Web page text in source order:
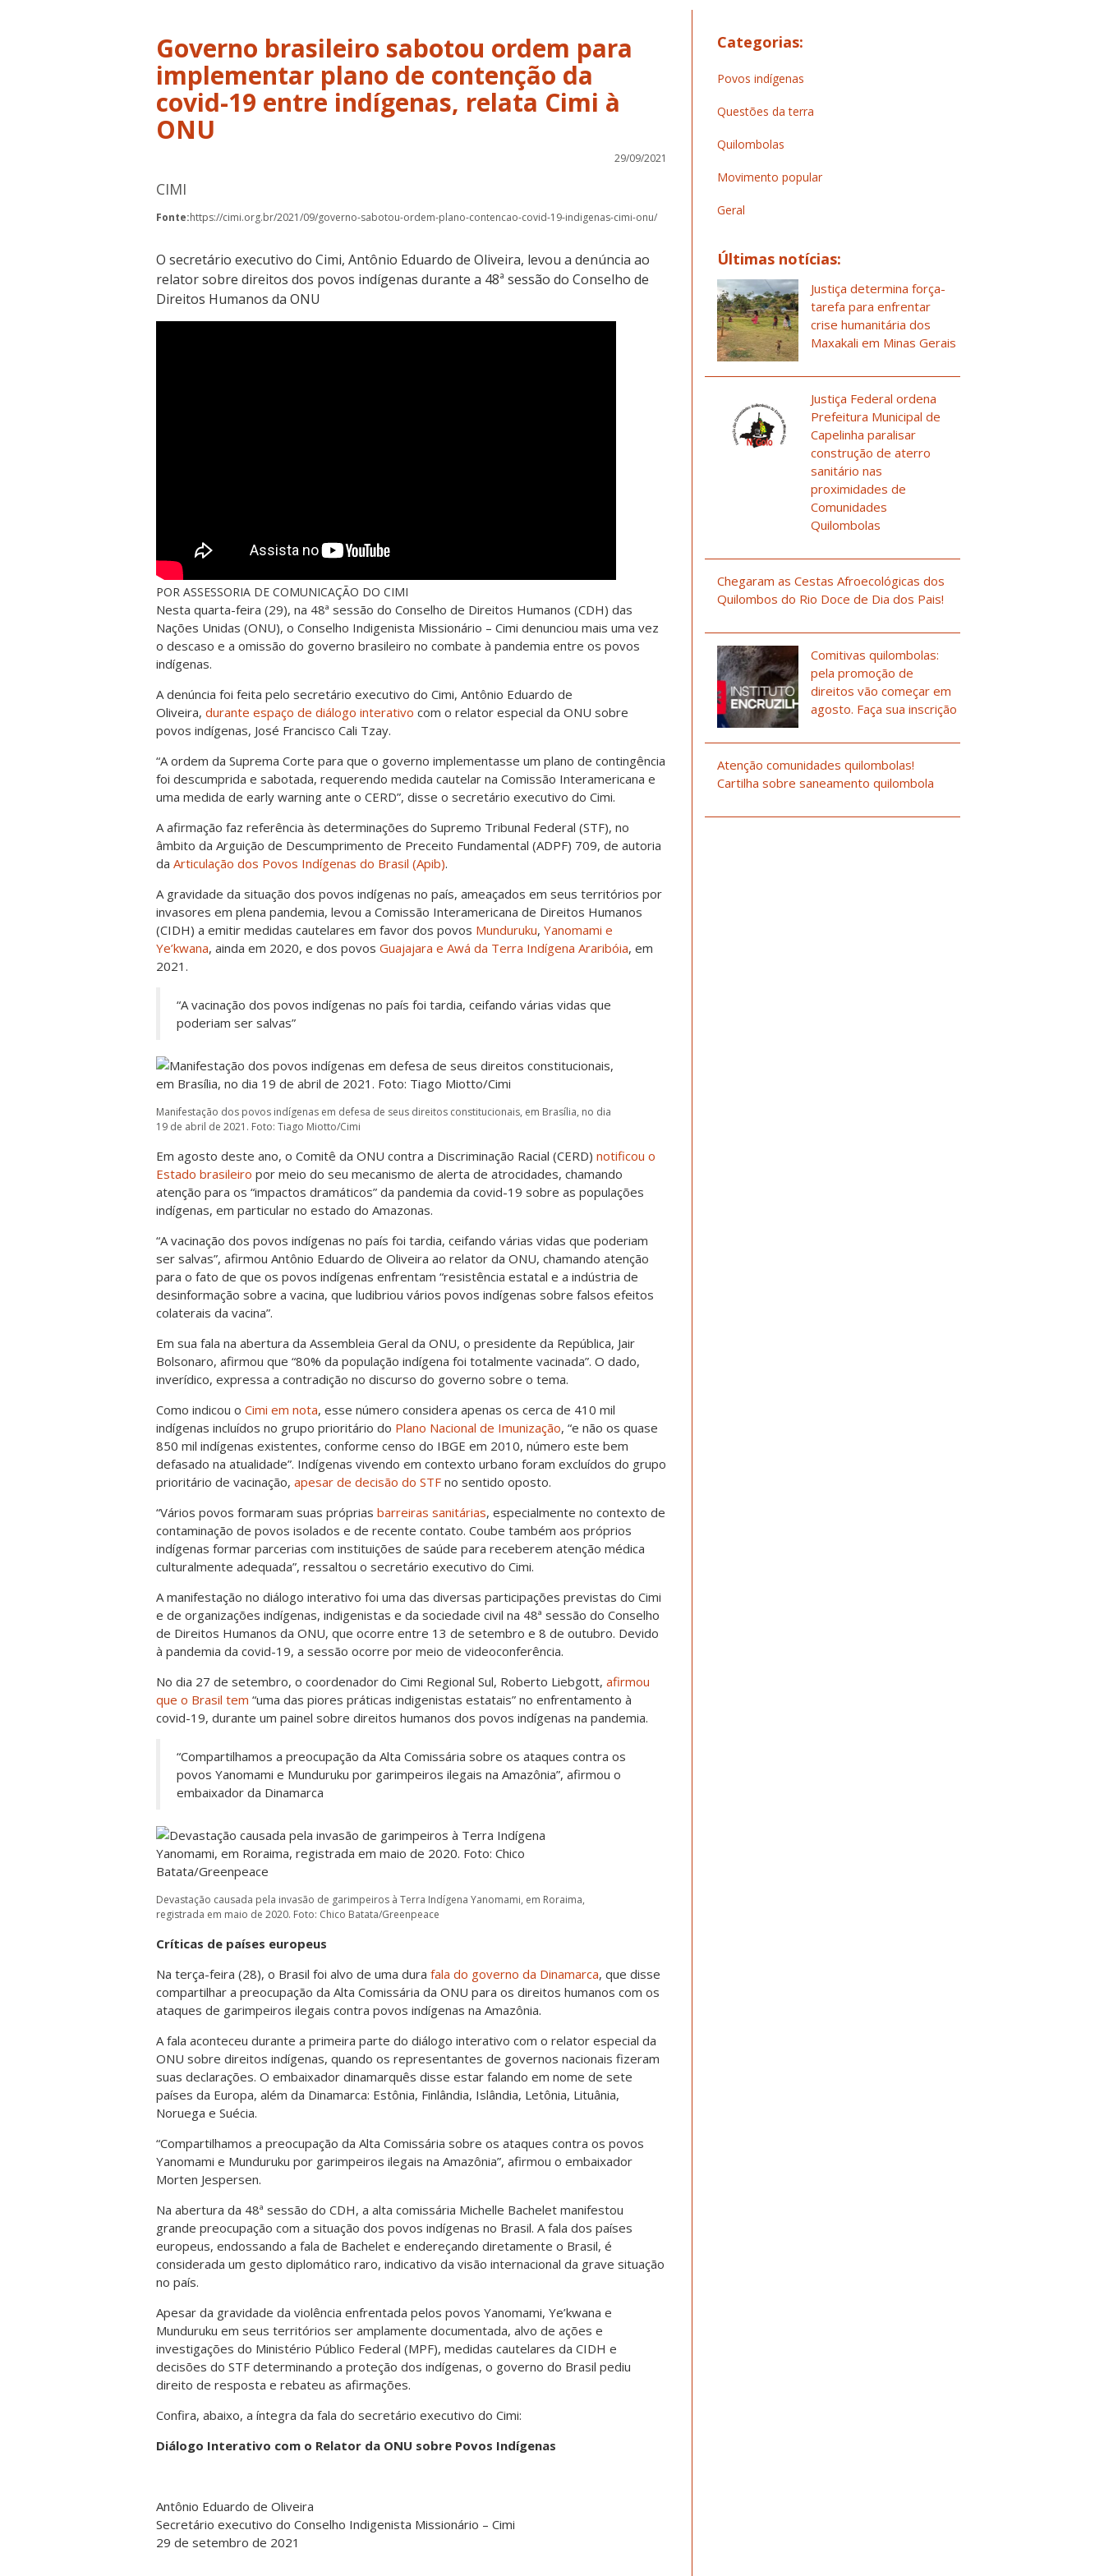
Governo brasileiro sabotou ordem para
implementar plano de contenção da
covid-19 entre indígenas, relata Cimi à
ONU
29/09/2021
CIMI
Fonte:https://cimi.org.br/2021/09/governo-sabotou-ordem-plano-contencao-covid-19-indigenas-cimi-onu/
O secretário executivo do Cimi, Antônio Eduardo de Oliveira, levou a denúncia ao
relator sobre direitos dos povos indígenas durante a 48ª sessão do Conselho de
Direitos Humanos da ONU
POR ASSESSORIA DE COMUNICAÇÃO DO CIMI
Nesta quarta-feira (29), na 48ª sessão do Conselho de Direitos Humanos (CDH) das
Nações Unidas (ONU), o Conselho Indigenista Missionário – Cimi denunciou mais uma vez
o descaso e a omissão do governo brasileiro no combate à pandemia entre os povos
indígenas.
A denúncia foi feita pelo secretário executivo do Cimi, Antônio Eduardo de
Oliveira, durante espaço de diálogo interativo com o relator especial da ONU sobre
povos indígenas, José Francisco Cali Tzay.
“A ordem da Suprema Corte para que o governo implementasse um plano de contingência
foi descumprida e sabotada, requerendo medida cautelar na Comissão Interamericana e
uma medida de early warning ante o CERD”, disse o secretário executivo do Cimi.
A afirmação faz referência às determinações do Supremo Tribunal Federal (STF), no
âmbito da Arguição de Descumprimento de Preceito Fundamental (ADPF) 709, de autoria
da Articulação dos Povos Indígenas do Brasil (Apib).
A gravidade da situação dos povos indígenas no país, ameaçados em seus territórios por
invasores em plena pandemia, levou a Comissão Interamericana de Direitos Humanos
(CIDH) a emitir medidas cautelares em favor dos povos Munduruku, Yanomami e
Ye’kwana, ainda em 2020, e dos povos Guajajara e Awá da Terra Indígena Araribóia, em
2021.
“A vacinação dos povos indígenas no país foi tardia, ceifando várias vidas que
poderiam ser salvas”
Manifestação dos povos indígenas em defesa de seus direitos constitucionais, em Brasília, no dia
19 de abril de 2021. Foto: Tiago Miotto/Cimi
Em agosto deste ano, o Comitê da ONU contra a Discriminação Racial (CERD) notificou o
Estado brasileiro por meio do seu mecanismo de alerta de atrocidades, chamando
atenção para os “impactos dramáticos” da pandemia da covid-19 sobre as populações
indígenas, em particular no estado do Amazonas.
“A vacinação dos povos indígenas no país foi tardia, ceifando várias vidas que poderiam
ser salvas”, afirmou Antônio Eduardo de Oliveira ao relator da ONU, chamando atenção
para o fato de que os povos indígenas enfrentam “resistência estatal e a indústria de
desinformação sobre a vacina, que ludibriou vários povos indígenas sobre falsos efeitos
colaterais da vacina”.
Em sua fala na abertura da Assembleia Geral da ONU, o presidente da República, Jair
Bolsonaro, afirmou que “80% da população indígena foi totalmente vacinada”. O dado,
inverídico, expressa a contradição no discurso do governo sobre o tema.
Como indicou o Cimi em nota, esse número considera apenas os cerca de 410 mil
indígenas incluídos no grupo prioritário do Plano Nacional de Imunização, “e não os quase
850 mil indígenas existentes, conforme censo do IBGE em 2010, número este bem
defasado na atualidade”. Indígenas vivendo em contexto urbano foram excluídos do grupo
prioritário de vacinação, apesar de decisão do STF no sentido oposto.
“Vários povos formaram suas próprias barreiras sanitárias, especialmente no contexto de
contaminação de povos isolados e de recente contato. Coube também aos próprios
indígenas formar parcerias com instituições de saúde para receberem atenção médica
culturalmente adequada”, ressaltou o secretário executivo do Cimi.
A manifestação no diálogo interativo foi uma das diversas participações previstas do Cimi
e de organizações indígenas, indigenistas e da sociedade civil na 48ª sessão do Conselho
de Direitos Humanos da ONU, que ocorre entre 13 de setembro e 8 de outubro. Devido
à pandemia da covid-19, a sessão ocorre por meio de videoconferência.
No dia 27 de setembro, o coordenador do Cimi Regional Sul, Roberto Liebgott, afirmou
que o Brasil tem “uma das piores práticas indigenistas estatais” no enfrentamento à
covid-19, durante um painel sobre direitos humanos dos povos indígenas na pandemia.
“Compartilhamos a preocupação da Alta Comissária sobre os ataques contra os
povos Yanomami e Munduruku por garimpeiros ilegais na Amazônia”, afirmou o
embaixador da Dinamarca
Devastação causada pela invasão de garimpeiros à Terra Indígena Yanomami, em Roraima,
registrada em maio de 2020. Foto: Chico Batata/Greenpeace
Críticas de países europeus
Na terça-feira (28), o Brasil foi alvo de uma dura fala do governo da Dinamarca, que disse
compartilhar a preocupação da Alta Comissária da ONU para os direitos humanos com os
ataques de garimpeiros ilegais contra povos indígenas na Amazônia.
A fala aconteceu durante a primeira parte do diálogo interativo com o relator especial da
ONU sobre direitos indígenas, quando os representantes de governos nacionais fizeram
suas declarações. O embaixador dinamarquês disse estar falando em nome de sete
países da Europa, além da Dinamarca: Estônia, Finlândia, Islândia, Letônia, Lituânia,
Noruega e Suécia.
“Compartilhamos a preocupação da Alta Comissária sobre os ataques contra os povos
Yanomami e Munduruku por garimpeiros ilegais na Amazônia”, afirmou o embaixador
Morten Jespersen.
Na abertura da 48ª sessão do CDH, a alta comissária Michelle Bachelet manifestou
grande preocupação com a situação dos povos indígenas no Brasil. A fala dos países
europeus, endossando a fala de Bachelet e endereçando diretamente o Brasil, é
considerada um gesto diplomático raro, indicativo da visão internacional da grave situação
no país.
Apesar da gravidade da violência enfrentada pelos povos Yanomami, Ye’kwana e
Munduruku em seus territórios ser amplamente documentada, alvo de ações e
investigações do Ministério Público Federal (MPF), medidas cautelares da CIDH e
decisões do STF determinando a proteção dos indígenas, o governo do Brasil pediu
direito de resposta e rebateu as afirmações.
Confira, abaixo, a íntegra da fala do secretário executivo do Cimi:
Diálogo Interativo com o Relator da ONU sobre Povos Indígenas
Antônio Eduardo de Oliveira
Secretário executivo do Conselho Indigenista Missionário – Cimi
29 de setembro de 2021
Categorias:
Povos indígenas
Questões da terra
Quilombolas
Movimento popular
Geral
Últimas notícias:
Justiça determina força-
tarefa para enfrentar
crise humanitária dos
Maxakali em Minas Gerais
Justiça Federal ordena
Prefeitura Municipal de
Capelinha paralisar
construção de aterro
sanitário nas
proximidades de
Comunidades
Quilombolas
Chegaram as Cestas Afroecológicas dos
Quilombos do Rio Doce de Dia dos Pais!
Comitivas quilombolas:
pela promoção de
direitos vão começar em
agosto. Faça sua inscrição
Atenção comunidades quilombolas!
Cartilha sobre saneamento quilombola